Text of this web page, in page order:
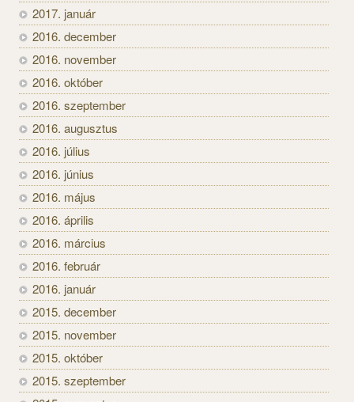
2017. január
2016. december
2016. november
2016. október
2016. szeptember
2016. augusztus
2016. július
2016. június
2016. május
2016. április
2016. március
2016. február
2016. január
2015. december
2015. november
2015. október
2015. szeptember